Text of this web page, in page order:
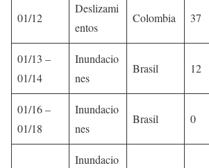
01/12
Deslizami
entos
Colombia 37
01/13 –
01/14
Inundacio
nes
Brasil 12
01/16 –
01/18
Inundacio
nes
Brasil 0
Inundacio